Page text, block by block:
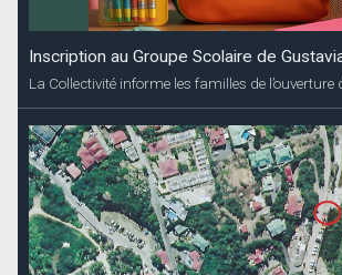
Inscription au Groupe Scolaire de
La Collectivité informe les familles de l’ouverture